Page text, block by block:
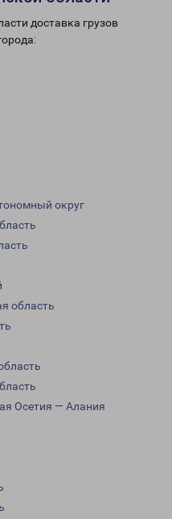
доставка грузов
округ
область
Осетия — Алания